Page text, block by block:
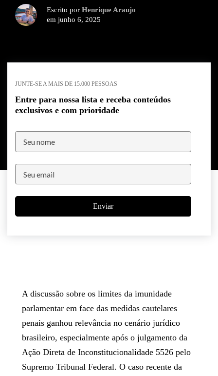
Escrito por Henrique Araujo
em junho 6, 2025
JUNTE-SE A MAIS DE 15.000 PESSOAS
Entre para nossa lista e receba conteúdos
exclusivos e com prioridade
Enviar
A discussão sobre os limites da imunidade
parlamentar em face das medidas cautelares
penais ganhou relevância no cenário jurídico
brasileiro, especialmente após o julgamento da
Ação Direta de Inconstitucionalidade 5526 pelo
Supremo Tribunal Federal. O caso recente da